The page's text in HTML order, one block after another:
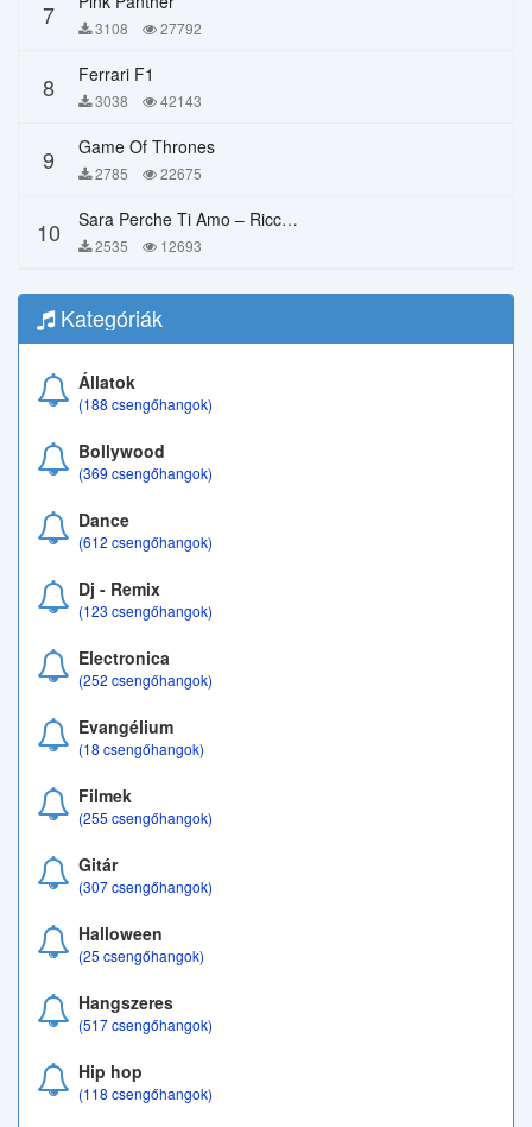
7 3108 27792
8 Ferrari F1
3038 42143
9 Game Of Thrones
2785 22675
10 Sara Perche Ti Amo – Ricchi E Poveri
2535 12693
Kategóriák
Állatok
(188 csengőhangok)
Bollywood
(369 csengőhangok)
Dance
(612 csengőhangok)
Dj - Remix
(123 csengőhangok)
Electronica
(252 csengőhangok)
Evangélium
(18 csengőhangok)
Filmek
(255 csengőhangok)
Gitár
(307 csengőhangok)
Halloween
(25 csengőhangok)
Hangszeres
(517 csengőhangok)
Hip hop
(118 csengőhangok)